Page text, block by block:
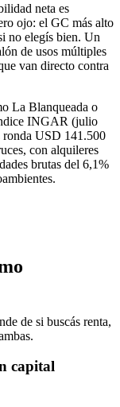
neta es
ojo: el GC más alto
no elegís bien. Un
de usos múltiples
van directo contra
La Blanqueada o
INGAR (julio
ronda USD 141.500
con alquileres
brutas del 6,1%
de si buscás renta,
capital